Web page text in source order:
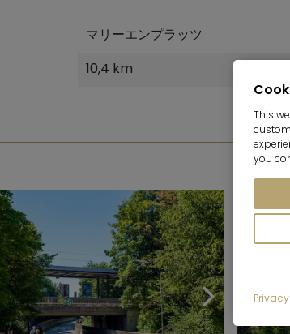
マリーエンプラッツ
10,4 km
This
you